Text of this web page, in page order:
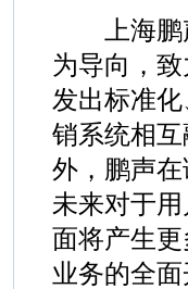
上海鹏声
为导向，
发出标准
销系统相
外，鹏声
未来对于
面将产生
业务的全面